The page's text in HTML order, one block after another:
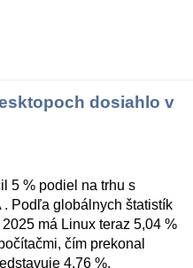
dosiahlo v
5 % podiel na trhu s
Podľa globálnych štatistík
má Linux teraz 5,04 %
čím prekonal
4,76 %.